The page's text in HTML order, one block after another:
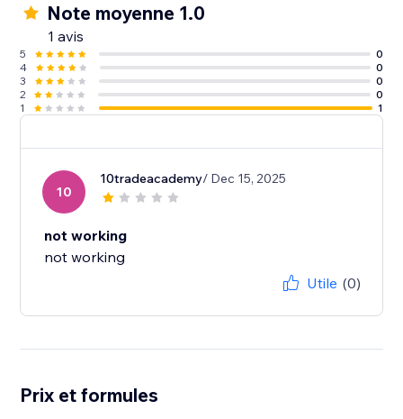
Note moyenne 1.0
1 avis
5
0
4
0
3
0
2
0
1
1
10
10tradeacademy/ Dec 15, 2025
not working
not working
Utile (0)
Prix et formules